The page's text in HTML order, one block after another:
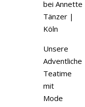
Unsere
Adventliche
Teatime
mit
Mode